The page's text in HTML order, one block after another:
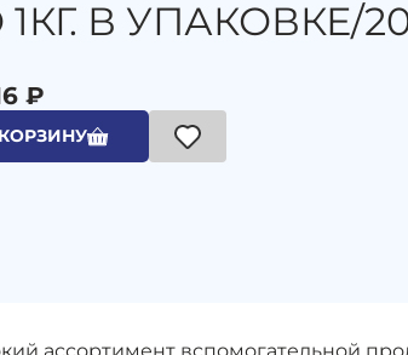
В УПАКОВКЕ/
₽